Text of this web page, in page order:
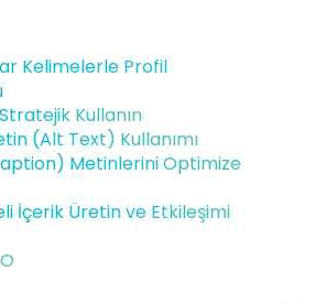
Kelimelerle Profil
Kullanın
(Alt Text) Kullanımı
Metinlerini Optimize
İçerik Üretin ve Etkileşimi